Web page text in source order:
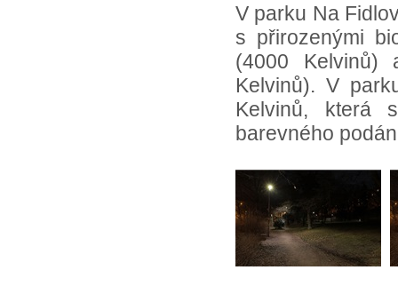
V parku Na
s přirozenými
(4000 Kelvinů)
Kelvinů). V
Kelvinů, která
barevného